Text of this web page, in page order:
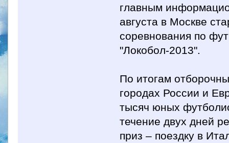
главным
августа в Москве
соревнования по
"Локобол-2013".
По итогам
городах России и
тысяч юных
течение двух дней
приз – поездку в